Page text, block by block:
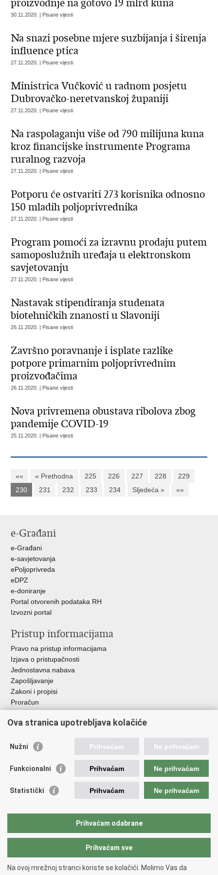
proizvodnje na gotovo 19 mlrd kuna
30.11.2020. | Pisane vijesti
Na snazi posebne mjere suzbijanja i širenja
influence ptica
27.11.2020. | Pisane vijesti
Ministrica Vučković u radnom posjetu
Dubrovačko-neretvanskoj županiji
27.11.2020. | Pisane vijesti
Na raspolaganju više od 790 milijuna kuna
kroz financijske instrumente Programa
ruralnog razvoja
27.11.2020. | Pisane vijesti
Potporu će ostvariti 273 korisnika odnosno
150 mladih poljoprivrednika
27.11.2020. | Pisane vijesti
Program pomoći za izravnu prodaju putem
samoposlužnih uređaja u elektronskom
savjetovanju
27.11.2020. | Pisane vijesti
Nastavak stipendiranja studenata
biotehničkih znanosti u Slavoniji
26.11.2020. | Pisane vijesti
Završno poravnanje i isplate razlike
potpore primarnim poljoprivrednim
proizvođačima
26.11.2020. | Pisane vijesti
Nova privremena obustava ribolova zbog
pandemije COVID-19
25.11.2020. | Pisane vijesti
«« « Prethodna 225 226 227 228
229
230
231 232 233 234 Sljedeća » »»
e-Građani
e-Građani
e-savjetovanja
ePoljoprivreda
eDPZ
e-doniranje
Portal otvorenih podataka RH
Izvozni portal
Pristup informacijama
Pravo na pristup informacijama
Izjava o pristupačnosti
Jednostavna nabava
Zapošljavanje
Zakoni i propisi
Proračun
RH
Važne poveznice
Hrvatska agencija za poljoprivredu i hranu
Agencija za plaćanja u poljoprivredi, ribarstvu i ruralnom
razvoju
Hrvatske šume
Pučka pravobraniteljica
Ova stranica upotrebljava kolačiće
Nužni Prihvaćam Ne prihvaćam
Funkcionalni Prihvaćam Ne prihvaćam
Statistički Prihvaćam Ne prihvaćam
Prihvaćam odabrane
Prihvaćam sve
Na ovoj mrežnoj stranci koriste se kolačići. Molimo Vas da